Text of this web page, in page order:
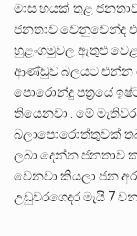
මාස හයක් තුළ
ජනතාව වෙනුවෙන්ද
හුළංගමුවල ඇතුළු
ආණ්ඩුව බලයට එන්න
පොරොන්දු පත්‍රයේ
තියෙනවා . මේ
බලාපොරොත්තුවක්
ලබා දෙන්න ජනතාව
වෙනවා කියලා ජන
උඩුවරගෙදර මැයි 7